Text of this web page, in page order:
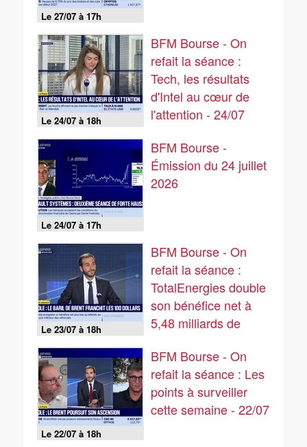
Le 27/07 à 17h
Le 24/07 à 18h
BFM Bourse - On
refait la séance :
Tech, les résultats
d'Intel au cœur de
l'attention - 24/07
Le 24/07 à 17h
BFM Bourse -
Émission du 24 juillet
2026
Le 23/07 à 18h
BFM Bourse - On
refait la séance :
TotalEnergies double
son bénéfice net à
5,48 milliards de
Le 22/07 à 18h
BFM Bourse - On
refait la séance : Les
points à surveiller
cette semaine - 22/07